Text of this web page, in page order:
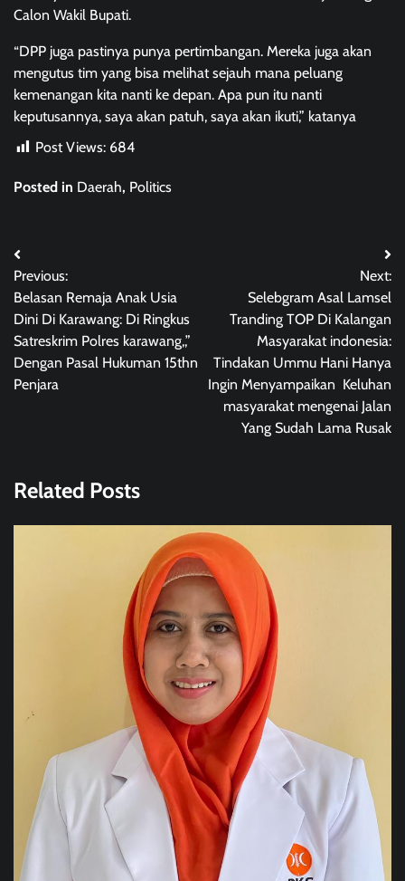
Calon Wakil Bupati.
“DPP juga pastinya punya pertimbangan. Mereka juga akan
mengutus tim yang bisa melihat sejauh mana peluang
kemenangan kita nanti ke depan. Apa pun itu nanti
keputusannya, saya akan patuh, saya akan ikuti,” katanya
Post Views: 684
Posted in Daerah, Politics
Post
navigation
Previous:
Belasan Remaja Anak Usia
Dini Di Karawang: Di Ringkus
Satreskrim Polres karawang,,”
Dengan Pasal Hukuman 15thn
Penjara
Next:
Selebgram Asal Lamsel
Tranding TOP Di Kalangan
Masyarakat indonesia:
Tindakan Ummu Hani Hanya
Ingin Menyampaikan Keluhan
masyarakat mengenai Jalan
Yang Sudah Lama Rusak
Related Posts